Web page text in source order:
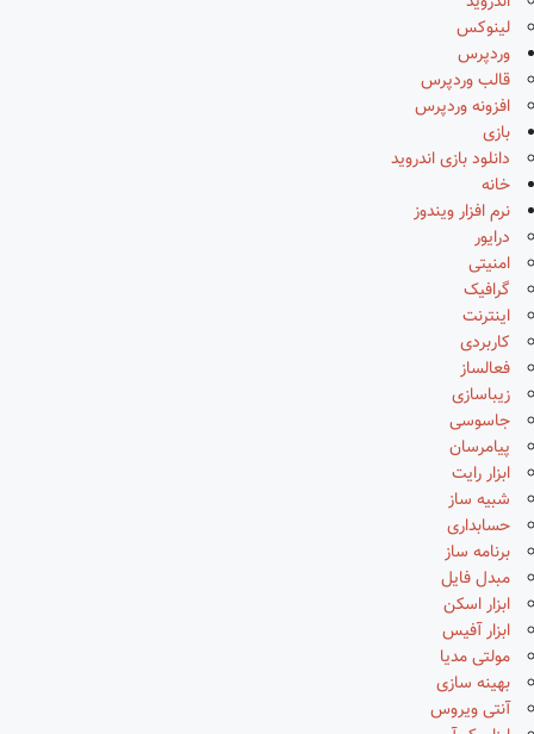
لینوکس
وردپرس
قالب وردپرس
افزونه وردپرس
بازی
دانلود بازی اندروید
خانه
نرم افزار ویندوز
درایور
امنیتی
گرافیک
اینترنت
کاربردی
فعالساز
زیباسازی
جاسوسی
پیامرسان
ابزار رایت
شبیه ساز
حسابداری
برنامه ساز
مبدل فایل
ابزار اسکن
ابزار آفیس
مولتی مدیا
بهینه سازی
آنتی ویروس